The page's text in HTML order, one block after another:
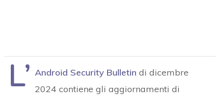
L’ Android Security Bulletin di dicembre
2024 contiene gli aggiornamenti di